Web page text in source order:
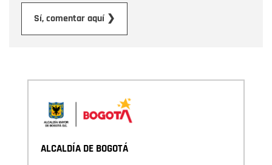
Sí, comentar aquí ❯
ALCALDÍA DE BOGOTÁ